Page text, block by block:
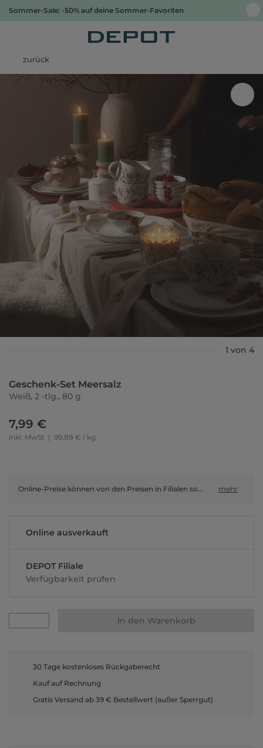
Sommer-Sale: -50% auf deine Sommer-Favoriten
zurück
1 von 4
Geschenk-Set Meersalz
Weiß, 2 -tlg., 80 g
7,99 €
inkl. MwSt | 99,88 € / kg
Online-Preise können von den Preisen in Filialen sowie Shop-in-Shop-Flächen abweichen. mehr
Online ausverkauft
DEPOT Filiale
Verfügbarkeit prüfen
In den Warenkorb
30 Tage kostenloses Rückgaberecht
Kauf auf Rechnung
Gratis Versand ab 39 € Bestellwert (außer Sperrgut)